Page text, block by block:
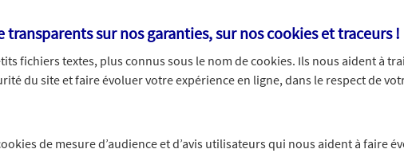
transparents sur nos garanties, sur noscookies et traceurs!
fichiers textes, plus connus sous le nom decookies. Ils nous aident à
du site et faire évoluer votre expérience en ligne, dans le respect de
de mesure d’audience et d’avis utilisateurs qui nous aident à faire